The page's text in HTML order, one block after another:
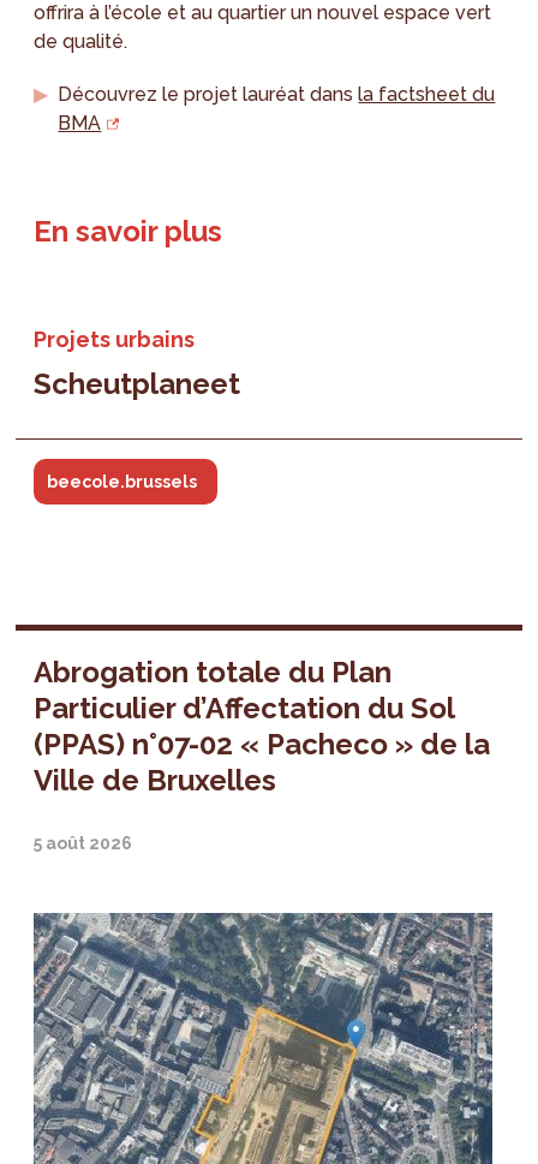
offrira à l’école et au quartier un nouvel espace vert
de qualité.
Découvrez le projet lauréat dansla factsheet du
BMA
En savoir plus
Projets urbains
Scheutplaneet
beecole.brussels
Abrogation totale du Plan
Particulier d’Affectation du Sol
(PPAS) n°07-02 « Pacheco » de la
Ville de Bruxelles
5 août 2026